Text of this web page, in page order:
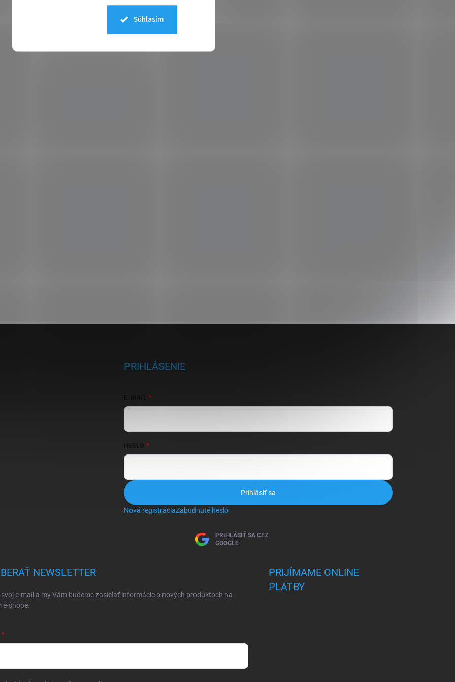
Súhlasím
PRIHLÁSENIE
HESLO
Prihlásiť sa
Nová registráciaZabudnuté heslo
PRIHLÁSIŤ SA CEZ
GOOGLE
NEWSLETTER
e-mail a my Vám budeme zasielať informácie o nových produktoch na
e-shope.
PRIJÍMAME ONLINE
PLATBY